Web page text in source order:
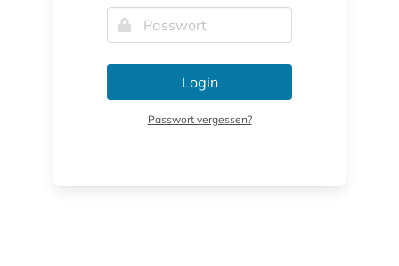
Login
Passwort vergessen?